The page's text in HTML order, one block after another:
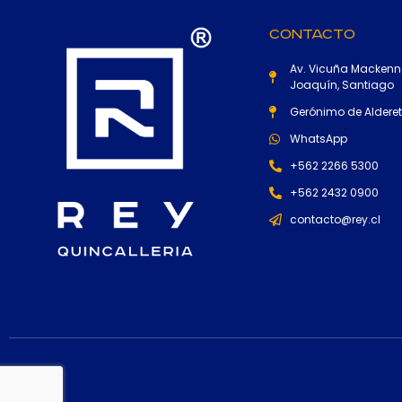
Contacto
Av. Vicuña
Joaquín, Santiago
Gerónimo de
WhatsApp
+562 2266 5300
+562 2432 0900
contacto@rey.cl